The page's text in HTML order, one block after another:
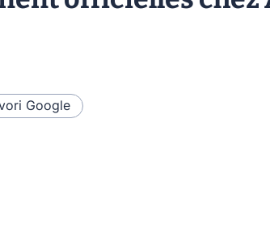
Google